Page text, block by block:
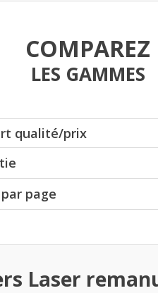
COMPAREZ
LES GAMMES
qualité/prix
page
Laser